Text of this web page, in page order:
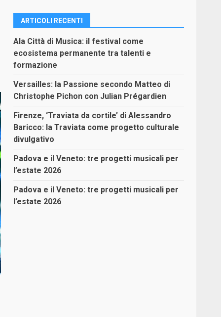
ARTICOLI RECENTI
Ala Città di Musica: il festival come
ecosistema permanente tra talenti e
formazione
Versailles: la Passione secondo Matteo di
Christophe Pichon con Julian Prégardien
Firenze, ‘Traviata da cortile’ di Alessandro
Baricco: la Traviata come progetto culturale
divulgativo
Padova e il Veneto: tre progetti musicali per
l’estate 2026
Padova e il Veneto: tre progetti musicali per
l’estate 2026